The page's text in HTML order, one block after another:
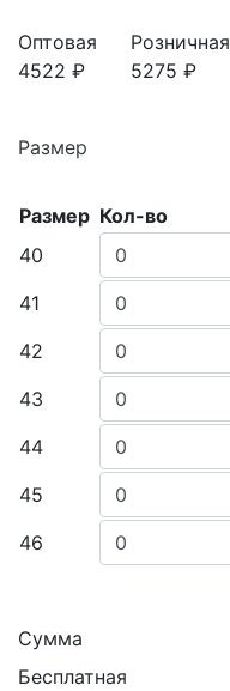
Оптовая
4522 ₽
Розничная
5275 ₽
Размер
Размер Кол-во
40
41
42
43
44
45
46
Сумма
Бесплатная